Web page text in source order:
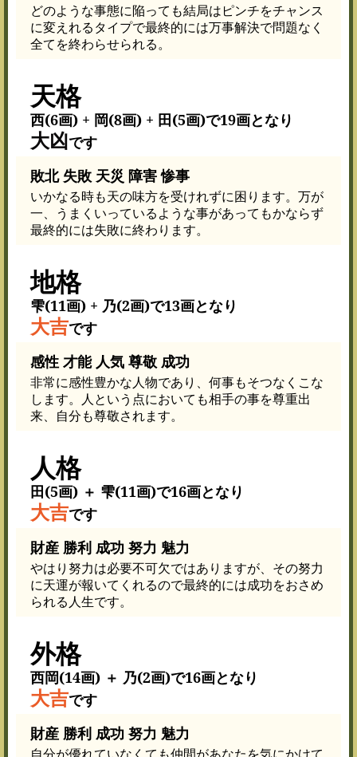
どのような事態に陥っても結局はピンチをチャンス
に変えれるタイプで最終的には万事解決で問題なく
全てを終わらせられる。
天格
西(6画) + 岡(8画) + 田(5画)で19画となり
大凶です
敗北 失敗 天災 障害 惨事
いかなる時も天の味方を受けれずに困ります。万が
一、うまくいっているような事があってもかならず
最終的には失敗に終わります。
地格
雫(11画) + 乃(2画)で13画となり
大吉です
感性 才能 人気 尊敬 成功
非常に感性豊かな人物であり、何事もそつなくこな
します。人という点においても相手の事を尊重出
来、自分も尊敬されます。
人格
田(5画) ＋ 雫(11画)で16画となり
大吉です
財産 勝利 成功 努力 魅力
やはり努力は必要不可欠ではありますが、その努力
に天運が報いてくれるので最終的には成功をおさめ
られる人生です。
外格
西岡(14画) ＋ 乃(2画)で16画となり
大吉です
財産 勝利 成功 努力 魅力